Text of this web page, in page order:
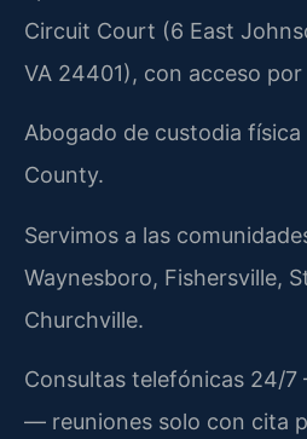
Circuit Court (6 East
VA 24401), con acceso por
Abogado de custodia física
County.
Servimos a las
Waynesboro, Fishersville,
Churchville.
Consultas telefónicas 24/
— reuniones solo con cita